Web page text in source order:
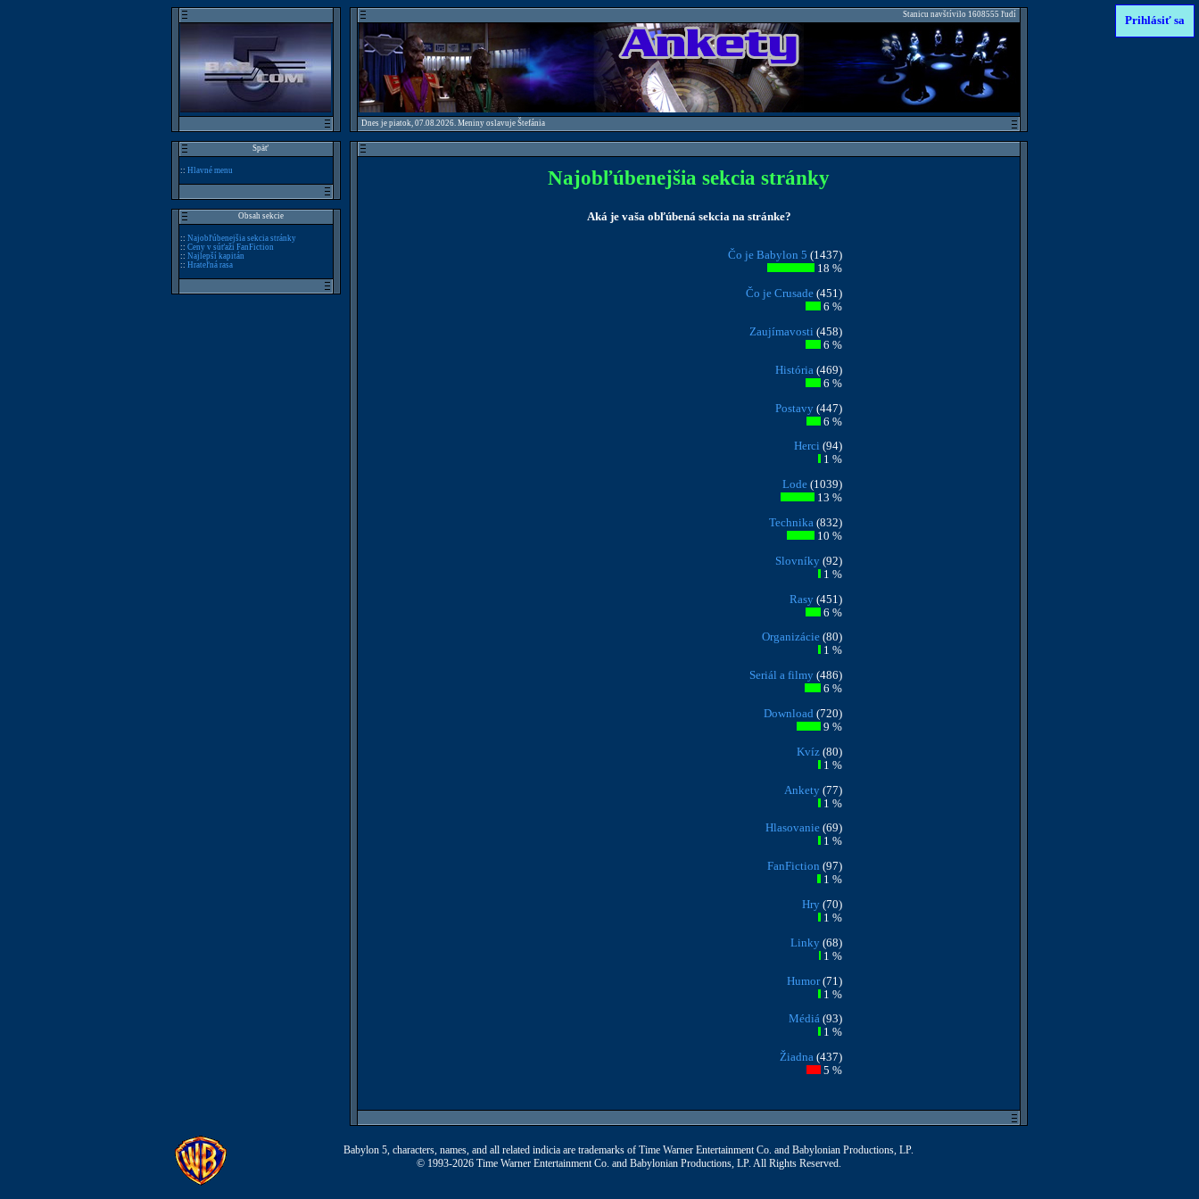
Stanicu navštívilo 1608555 ľudí
Dnes je piatok, 07.08.2026. Meniny oslavuje Štefánia
Prihlásiť sa
Späť
:: Hlavné menu
Obsah sekcie
:: Najobľúbenejšia sekcia stránky
:: Ceny v súťaži FanFiction
:: Najlepší kapitán
:: Hrateľná rasa
Najobľúbenejšia sekcia stránky
Aká je vaša obľúbená sekcia na stránke?
Čo je Babylon 5 (1437)
18 %
Čo je Crusade (451)
6 %
Zaujímavosti (458)
6 %
História (469)
6 %
Postavy (447)
6 %
Herci (94)
1 %
Lode (1039)
13 %
Technika (832)
10 %
Slovníky (92)
1 %
Rasy (451)
6 %
Organizácie (80)
1 %
Seriál a filmy (486)
6 %
Download (720)
9 %
Kvíz (80)
1 %
Ankety (77)
1 %
Hlasovanie (69)
1 %
FanFiction (97)
1 %
Hry (70)
1 %
Linky (68)
1 %
Humor(71)
1 %
Médiá (93)
1 %
Žiadna (437)
5 %
Babylon 5, characters, names, and all related indicia are trademarks of Time Warner Entertainment Co. and Babylonian Productions, LP.
© 1993-2026 Time Warner Entertainment Co. and Babylonian Productions, LP. All Rights Reserved.